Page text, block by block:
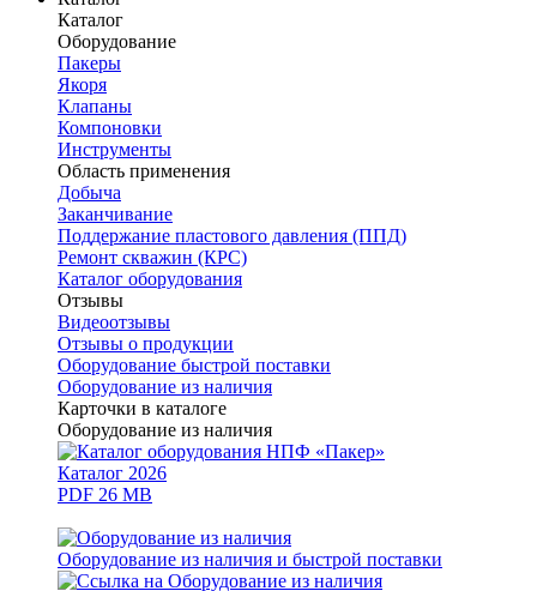
Каталог
Оборудование
Пакеры
Якоря
Клапаны
Компоновки
Инструменты
Область применения
Добыча
Заканчивание
Поддержание пластового давления (ППД)
Ремонт скважин (КРС)
Каталог оборудования
Отзывы
Видеоотзывы
Отзывы о продукции
Оборудование быстрой поставки
Оборудование из наличия
Карточки в каталоге
Оборудование из наличия
Каталог 2026
PDF 26 MB
Оборудование из наличия и быстрой поставки